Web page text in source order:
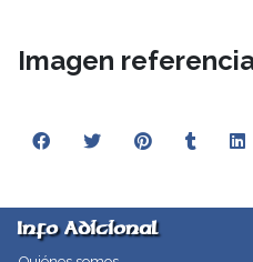
Imagen
Info Adicional